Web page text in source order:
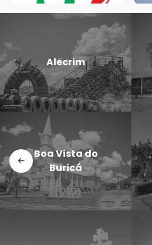
Alegria
Bossoroca